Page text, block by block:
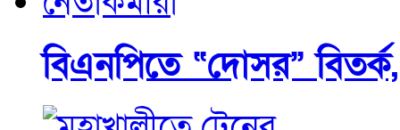
বিএনপিতে “দোসর”